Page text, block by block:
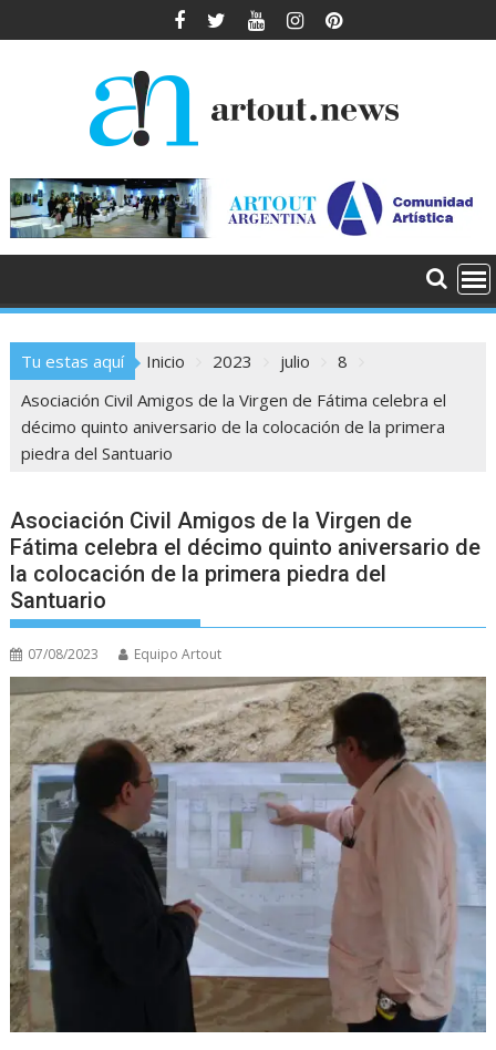
al
Tu estas aquí Inicio 2023 julio
8
Asociación Civil Amigos de la Virgen de Fátima celebra el
décimo quinto aniversario de la colocación de la primera
piedra del Santuario
Asociación Civil Amigos de la Virgen de
Fátima celebra el décimo quinto aniversario de
la colocación de la primera piedra del
Santuario
07/08/2023 Equipo Artout